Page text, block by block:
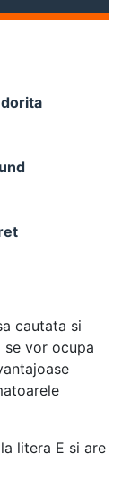
cautata si
se vor ocupa
litera E si are